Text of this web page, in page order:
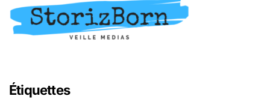
Étiquettes